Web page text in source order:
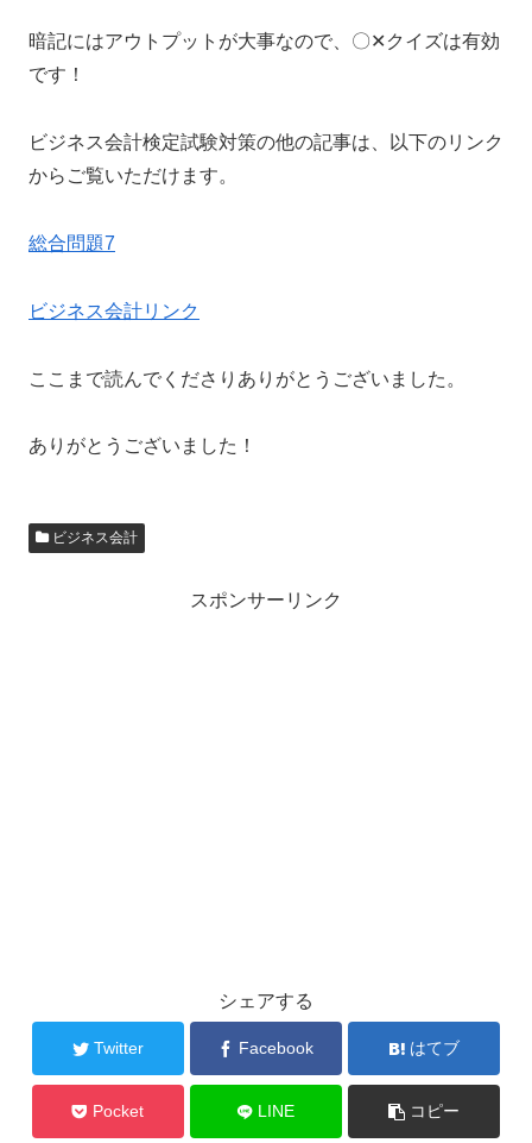
暗記にはアウトプットが大事なので、〇✕クイズは有効
です！
ビジネス会計検定試験対策の他の記事は、以下のリンク
からご覧いただけます。
総合問題7
ビジネス会計リンク
ここまで読んでくださりありがとうございました。
ありがとうございました！
ビジネス会計
スポンサーリンク
シェアする
Twitter Facebook はてブ
Pocket LINE コピー